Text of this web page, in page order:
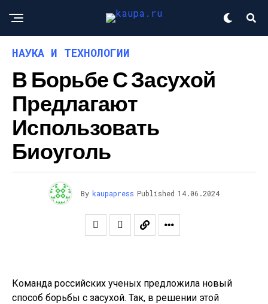
НАУКА И ТЕХНОЛОГИИ
В Борьбе С Засухой
Предлагают
Использовать
Биоуголь
By kaupapress Published 14.06.2024
Команда российских ученых предложила новый
способ борьбы с засухой. Так, в решении этой